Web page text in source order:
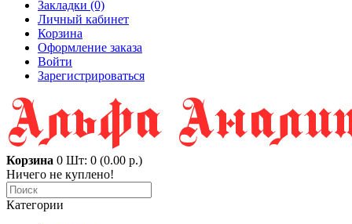
Закладки (0)
Личный кабинет
Корзина
Оформление заказа
Войти
Зарегистрироваться
Корзина 0 Шт: 0 (0.00 р.)
Ничего не куплено!
Категории